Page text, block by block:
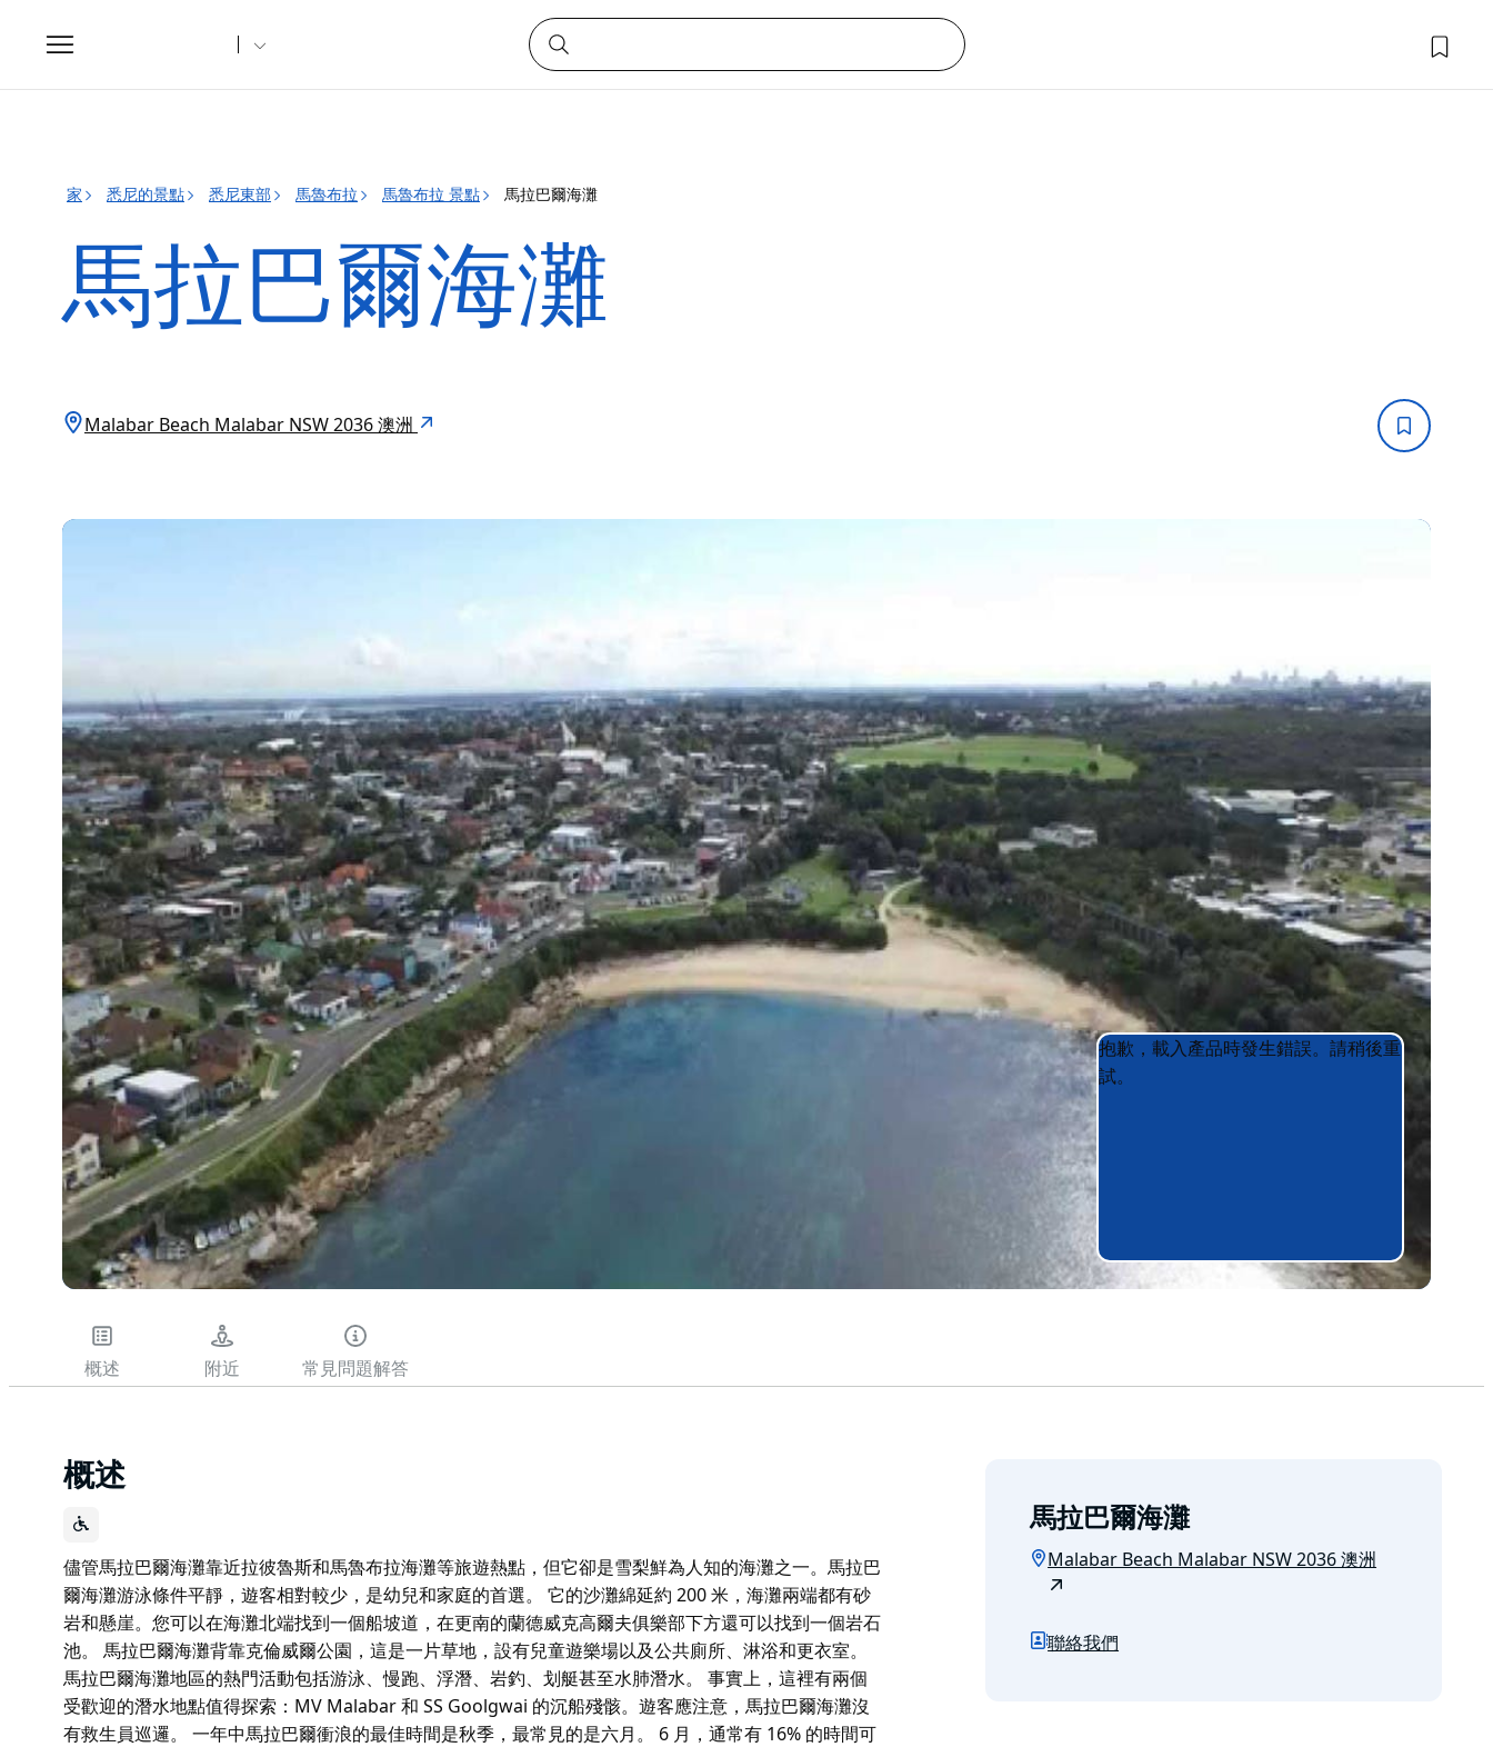
Toggle
navigation
家 悉尼的景點 悉尼東部 馬魯布拉 馬魯布拉 景點 馬拉巴爾海灘
馬拉巴爾海灘
Malabar Beach Malabar NSW 2036 澳洲
Product
List
Product
List
抱歉，載入產品時發生錯誤。請稍後重
試。
概述 附近 常見問題解答
概述
儘管馬拉巴爾海灘靠近拉彼魯斯和馬魯布拉海灘等旅遊熱點，但它卻是雪梨鮮為人知的海灘之一。馬拉巴
爾海灘游泳條件平靜，遊客相對較少，是幼兒和家庭的首選。 它的沙灘綿延約 200 米，海灘兩端都有砂
岩和懸崖。您可以在海灘北端找到一個船坡道，在更南的蘭德威克高爾夫俱樂部下方還可以找到一個岩石
池。 馬拉巴爾海灘背靠克倫威爾公園，這是一片草地，設有兒童遊樂場以及公共廁所、淋浴和更衣室。
馬拉巴爾海灘地區的熱門活動包括游泳、慢跑、浮潛、岩釣、划艇甚至水肺潛水。 事實上，這裡有兩個
受歡迎的潛水地點值得探索：MV Malabar 和 SS Goolgwai 的沉船殘骸。遊客應注意，馬拉巴爾海灘沒
有救生員巡邏。 一年中馬拉巴爾衝浪的最佳時間是秋季，最常見的是六月。 6 月，通常有 16% 的時間可
馬拉巴爾海灘
Malabar Beach Malabar NSW 2036 澳洲
聯絡我們